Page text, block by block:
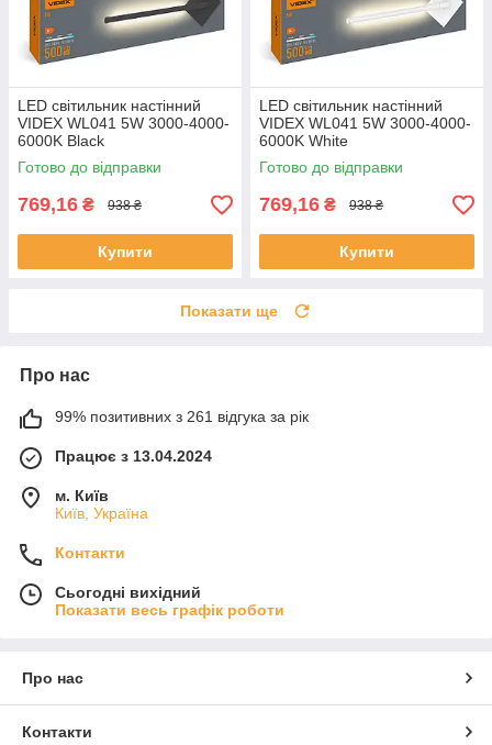
LED світильник настінний
VIDEX WL041 5W 3000-4000-
6000K Black
Готово до відправки
769,16 ₴ 938 ₴
Купити
LED світильник настінний
VIDEX WL041 5W 3000-4000-
6000K White
Готово до відправки
769,16 ₴ 938 ₴
Купити
Показати ще
Про нас
99% позитивних з 261 відгука за рік
Працює з 13.04.2024
м. Київ
Київ, Україна
Контакти
Сьогодні вихідний
Показати весь графік роботи
Про нас
Контакти